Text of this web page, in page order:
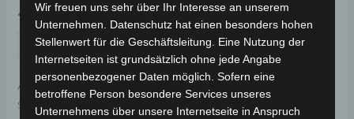
49,00€ *
IN DEN WARENKORB
Artikelnummer: 3M301-6011A-03
Schlagwort:
Karosserie & Verkleidung
Wir freuen uns sehr über Ihr Interesse an unserem
Unternehmen. Datenschutz hat einen besonders hohen
Stellenwert für die Geschäftsleitung. Eine Nutzung der
Internetseiten ist grundsätzlich ohne jede Angabe
personenbezogener Daten möglich. Sofern eine
betroffene Person besondere Services unseres
Unternehmens über unsere Internetseite in Anspruch